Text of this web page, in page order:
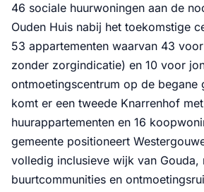
46 sociale huurwoningen aan de
Ouden Huis nabij het toekomstige
53 appartementen waarvan 43
zonder zorgindicatie) en 10 voor
ontmoetingscentrum op de begane
komt er een tweede Knarrenhof
huurappartementen en 16
gemeente positioneert
volledig inclusieve wijk van Gouda,
buurtcommunities en